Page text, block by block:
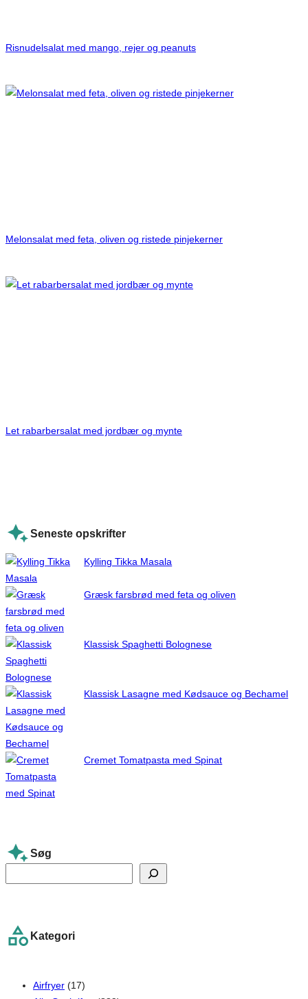
Risnudelsalat med mango, rejer og peanuts
Melonsalat med feta, oliven og ristede pinjekerner
Let rabarbersalat med jordbær og mynte
Seneste opskrifter
Kylling Tikka Masala
Græsk farsbrød med feta og oliven
Klassisk Spaghetti Bolognese
Klassisk Lasagne med Kødsauce og Bechamel
Cremet Tomatpasta med Spinat
Søg
e
c
Kategori
Airfryer (17)